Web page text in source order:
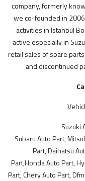
Çkr Auto
ithal
suzuki
Yerli
AİSİN
Suzie Parts
İthal
company, formerly
we co-founded in
activities in Istanbul
active especially in
retail sales of spare
and discontinued
Suzuki
Subaru Auto Part,
Part, Daihatsu
Part,Honda Auto Part,
Part, Chery Auto Part,